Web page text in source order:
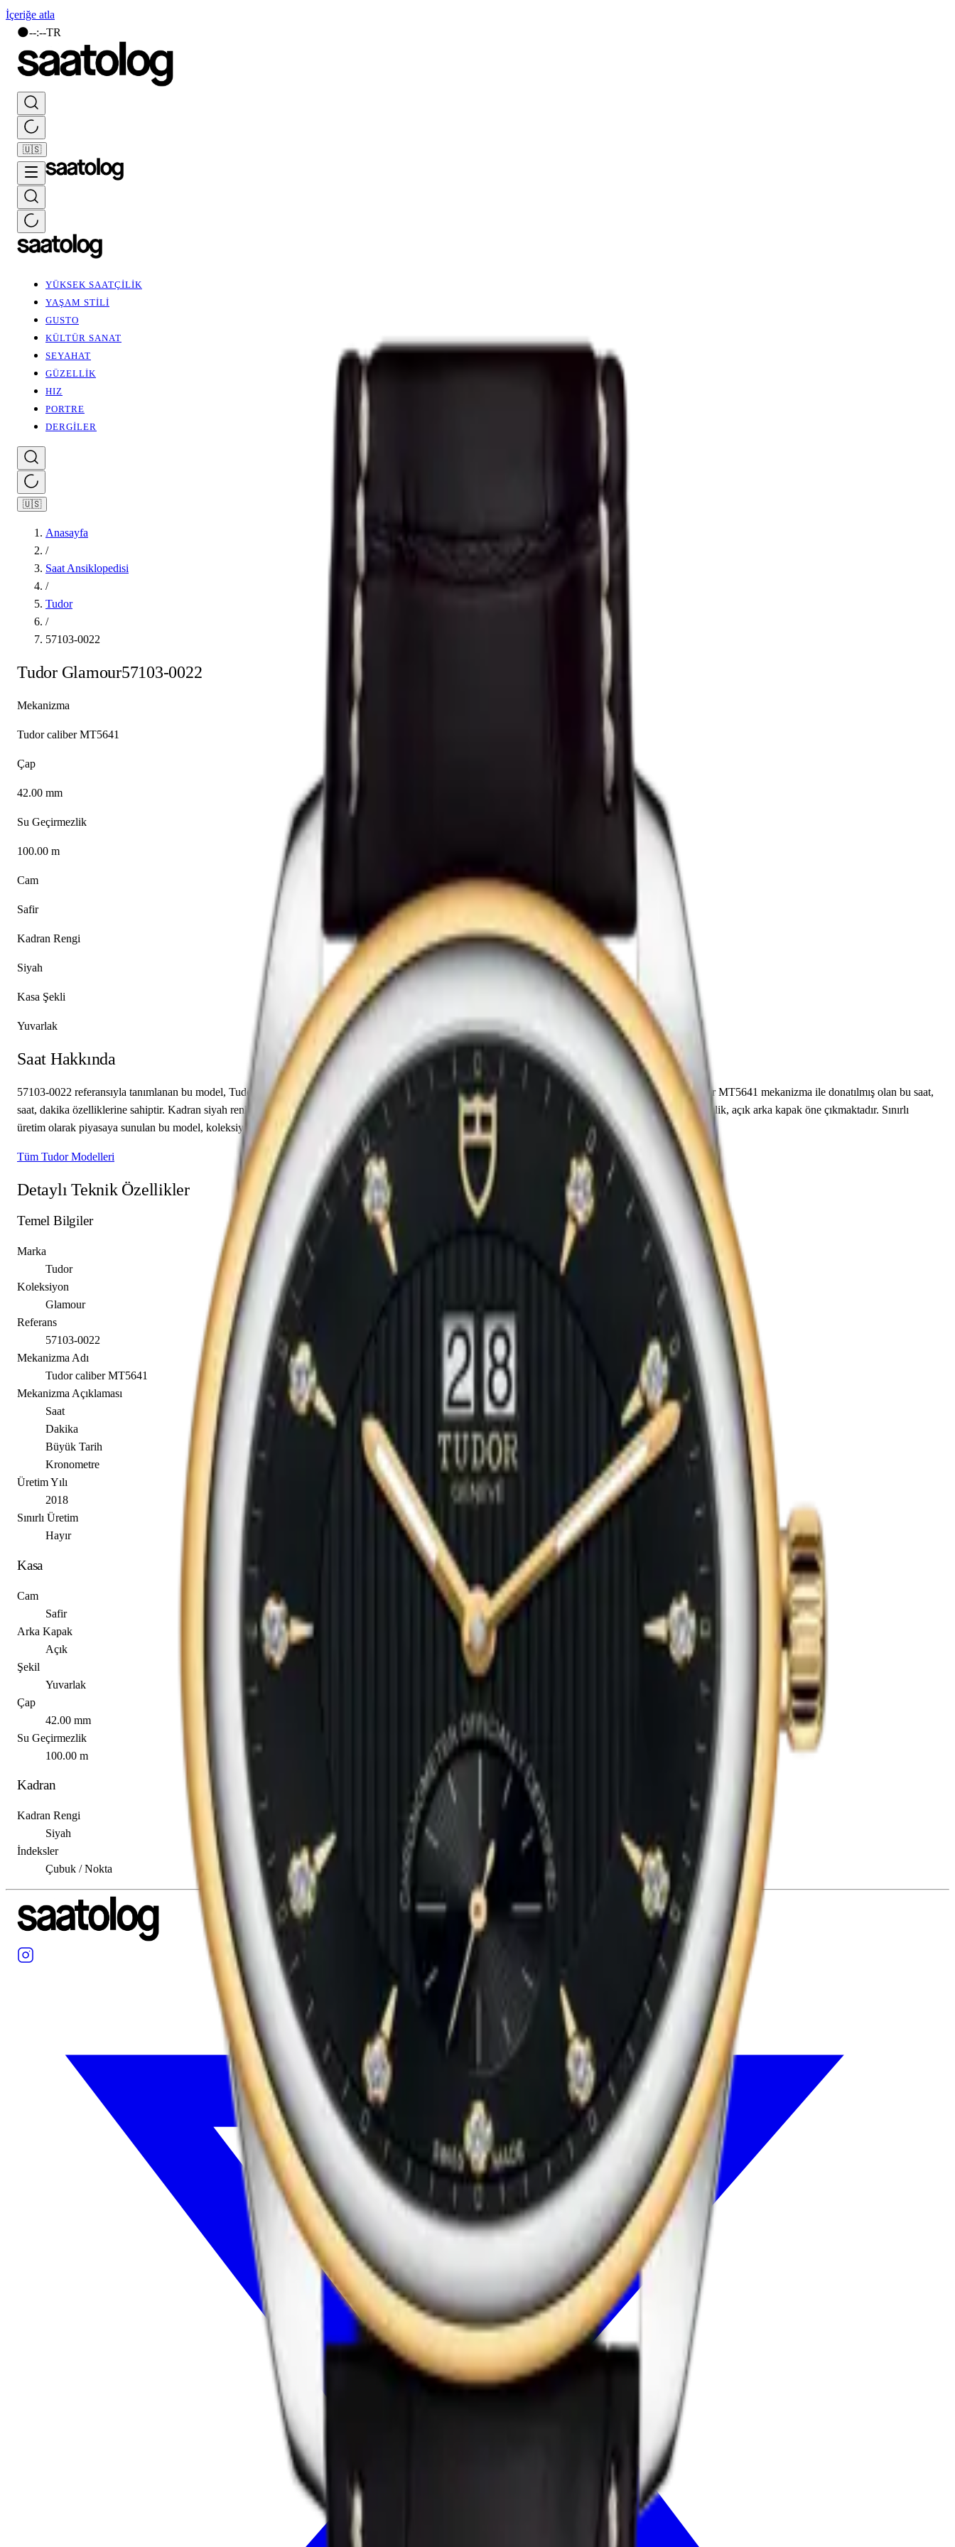
İçeriğe atla
🌑--:--TR
🇺🇸
YÜKSEK SAATÇİLİK
YAŞAM STİLİ
GUSTO
KÜLTÜR SANAT
SEYAHAT
GÜZELLİK
HIZ
PORTRE
DERGİLER
🇺🇸
Anasayfa
/
Saat Ansiklopedisi
/
Tudor
/
57103-0022
Tudor Glamour57103-0022
Mekanizma
Tudor caliber MT5641
Çap
42.00 mm
Su Geçirmezlik
100.00 m
Cam
Safir
Kadran Rengi
Siyah
Kasa Şekli
Yuvarlak
Saat Hakkında
57103-0022 referansıyla tanımlanan bu model, Tudor Glamour koleksiyonunun bir parçasıdır. Saatin kasa çapı 42.00 mm olarak belirlenmiştir. Tudor caliber MT5641 mekanizma ile donatılmış olan bu saat,
saat, dakika özelliklerine sahiptir. Kadran siyah renkte tasarlanmış olup çubuk / nokta indekslerle tamamlanmıştır. Teknik detaylarında 100.00 m su geçirmezlik, açık arka kapak öne çıkmaktadır. Sınırlı
üretim olarak piyasaya sunulan bu model, koleksiyonerlerin ilgisini çekmektedir.
Tüm Tudor Modelleri
Detaylı Teknik Özellikler
Temel Bilgiler
Marka
Tudor
Koleksiyon
Glamour
Referans
57103-0022
Mekanizma Adı
Tudor caliber MT5641
Mekanizma Açıklaması
Saat
Dakika
Büyük Tarih
Kronometre
Üretim Yılı
2018
Sınırlı Üretim
Hayır
Kasa
Cam
Safir
Arka Kapak
Açık
Şekil
Yuvarlak
Çap
42.00 mm
Su Geçirmezlik
100.00 m
Kadran
Kadran Rengi
Siyah
İndeksler
Çubuk / Nokta